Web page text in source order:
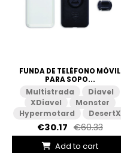
FUNDA DE TELÉFONO MÓVIL
PARA SOPO...
Multistrada
Diavel
XDiavel
Monster
Hypermotard
DesertX
€30.17 €60.33
Add to cart